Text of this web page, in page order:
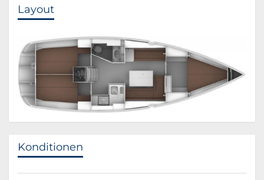
Layout
Konditionen